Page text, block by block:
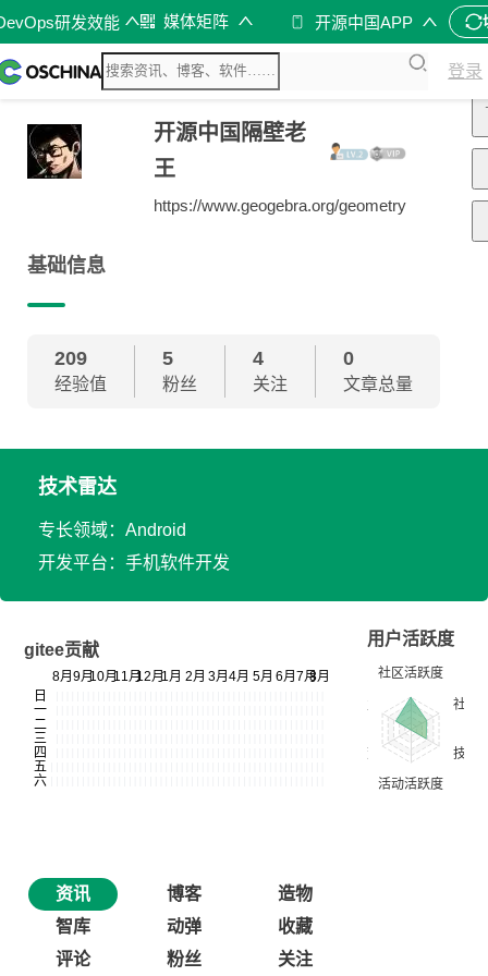
研发效能 媒体矩阵 开源中国APP
登录
开源中国隔壁老
王
https://www.geogebra.org/geometry
基础信息
209
经验值
5
粉丝
4
关注
0
文章总量
技术雷达
专长领域：Android
开发平台：手机软件开发
gitee贡献
用户活跃度
资讯 博客
造物
智库
动弹
收藏
评论
粉丝 关注